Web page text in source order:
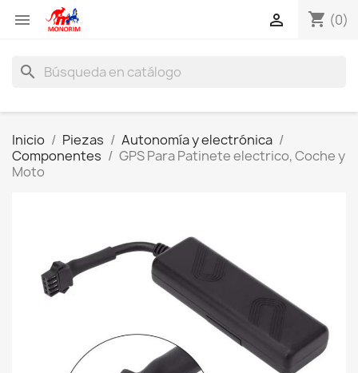
 shopping_cart (0)

search
Inicio Piezas
Autonomía y electrónica
Componentes
GPS Para Patinete electrico, Coche y
Moto